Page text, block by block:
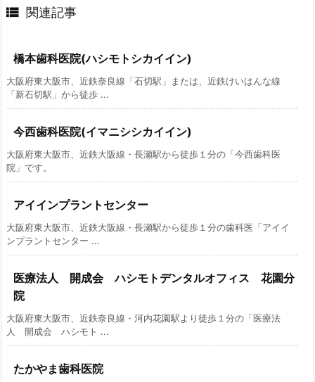
 関連記事
橋本歯科医院(ハシモトシカイイン)
大阪府東大阪市、近鉄奈良線「石切駅」または、近鉄けいはんな線
「新石切駅」から徒歩 ...
今西歯科医院(イマニシシカイイン)
大阪府東大阪市、近鉄大阪線・長瀬駅から徒歩１分の「今西歯科医
院」です。
アイインプラントセンター
大阪府東大阪市、近鉄大阪線・長瀬駅から徒歩１分の歯科医「アイイ
ンプラントセンター ...
医療法人 開成会 ハシモトデンタルオフィス 花園分
院
大阪府東大阪市、近鉄奈良線・河内花園駅より徒歩１分の「医療法
人 開成会 ハシモト ...
たかやま歯科医院